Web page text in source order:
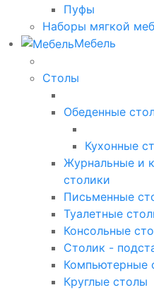
Пуфы
Наборы мягкой
Мебель
Столы
Обеденные
Кухонные
Журнальные и
столики
Письменные
Туалетные
Консольные
Столик -
Компьютерные
Круглые столы